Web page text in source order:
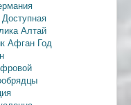
Доступная
Алтай
Афган Год